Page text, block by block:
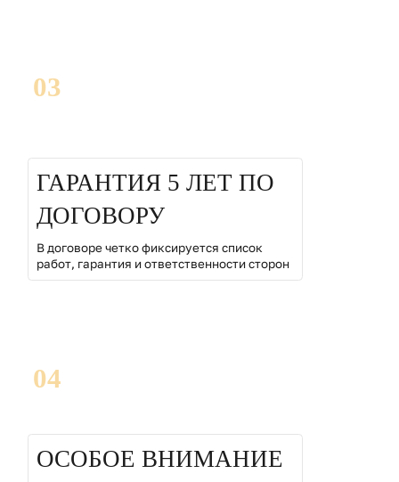
03
ГАРАНТИЯ 5 ЛЕТ ПО
ДОГОВОРУ
В договоре четко фиксируется список
работ, гарантия и ответственности сторон
04
ОСОБОЕ ВНИМАНИЕ